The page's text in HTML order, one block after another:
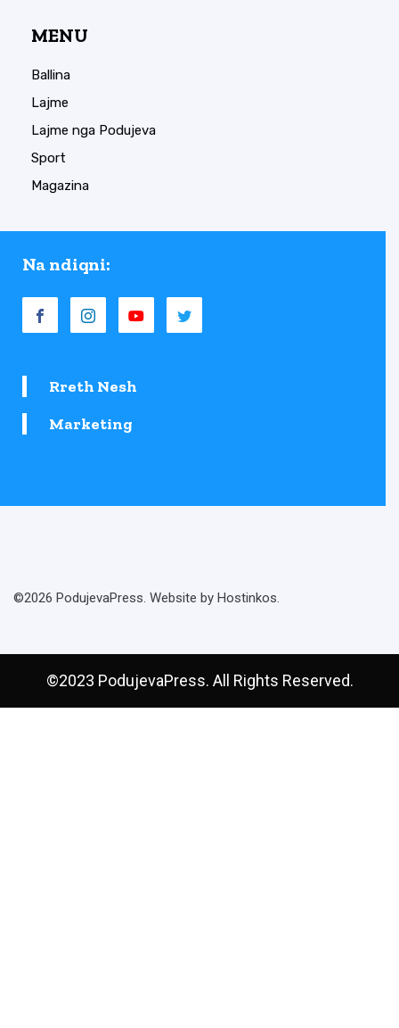
MENU
Ballina
Lajme
Lajme nga Podujeva
Sport
Magazina
Na ndiqni:
Rreth Nesh
Marketing
©2026 PodujevaPress. Website by Hostinkos.
©2023 PodujevaPress. All Rights Reserved.